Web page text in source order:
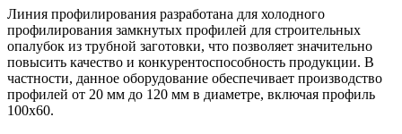
Линия профилирования разработана для холодного
профилирования замкнутых профилей для строительных
опалубок из трубной заготовки, что позволяет значительно
повысить качество и конкурентоспособность продукции. В
частности, данное оборудование обеспечивает производство
профилей от 20 мм до 120 мм в диаметре, включая профиль
100х60.